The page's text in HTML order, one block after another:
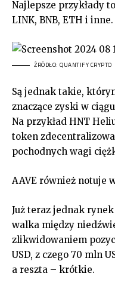
Najlepsze przykłady to
LINK, BNB, ETH i inne.
ŹRÓDŁO: QUANTIFY CRYPTO
Są jednak takie,
znaczące zyski w
Na przykład HNT
token
pochodnych wagi
AAVE również notuje
Już teraz jednak
walka między
zlikwidowaniem
USD, z czego 70 mln
a reszta – krótkie.